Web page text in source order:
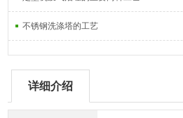
不锈钢洗涤塔的工艺
详细介绍